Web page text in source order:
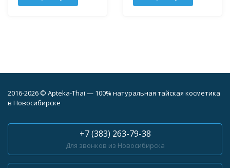
2016-2026 © Apteka-Thai — 100% натуральная тайская косметика
в Новосибирске
+7 (383) 263-79-38
Для звонков из Новосибирска